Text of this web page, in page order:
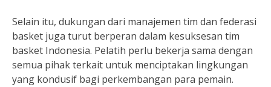
Selain itu, dukungan dari manajemen tim dan federasi
basket juga turut berperan dalam kesuksesan tim
basket Indonesia. Pelatih perlu bekerja sama dengan
semua pihak terkait untuk menciptakan lingkungan
yang kondusif bagi perkembangan para pemain.